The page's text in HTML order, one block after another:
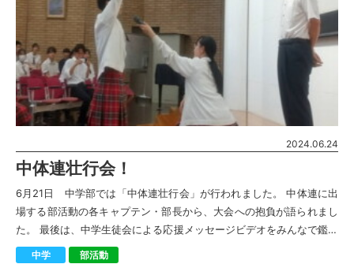
2024.06.24
中体連壮行会！
6月21日 中学部では「中体連壮行会」が行われました。 中体連に出
場する部活動の各キャプテン・部長から、大会への抱負が語られまし
た。 最後は、中学生徒会による応援メッセージビデオをみんなで鑑賞
し、大会への団結意識が芽生え […]
中学 部活動